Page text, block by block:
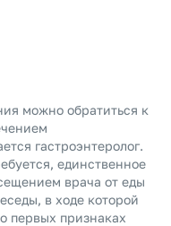
можно обратиться к
гастроэнтеролог.
единственное
врача от еды
в ходе которой
первых признаках